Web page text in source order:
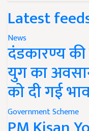
Latest
News
दंडकारण्य
युग का
को दी गई
Government Scheme